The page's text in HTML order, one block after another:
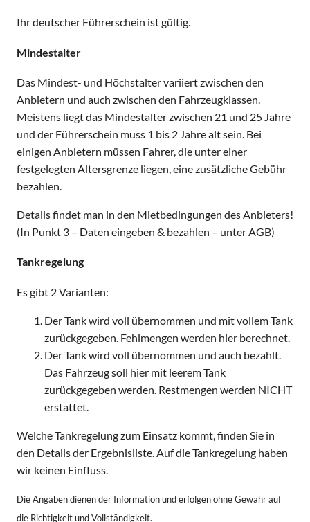
Ihr deutscher Führerschein ist gültig.
Mindestalter
Das Mindest- und Höchstalter variiert zwischen den
Anbietern und auch zwischen den Fahrzeugklassen.
Meistens liegt das Mindestalter zwischen 21 und 25 Jahre
und der Führerschein muss 1 bis 2 Jahre alt sein. Bei
einigen Anbietern müssen Fahrer, die unter einer
festgelegten Altersgrenze liegen, eine zusätzliche Gebühr
bezahlen.
Details findet man in den Mietbedingungen des Anbieters!
(In Punkt 3 – Daten eingeben & bezahlen – unter AGB)
Tankregelung
Es gibt 2 Varianten:
Der Tank wird voll übernommen und mit vollem Tank
zurückgegeben. Fehlmengen werden hier berechnet.
Der Tank wird voll übernommen und auch bezahlt.
Das Fahrzeug soll hier mit leerem Tank
zurückgegeben werden. Restmengen werden NICHT
erstattet.
Welche Tankregelung zum Einsatz kommt, finden Sie in
den Details der Ergebnisliste. Auf die Tankregelung haben
wir keinen Einfluss.
Die Angaben dienen der Information und erfolgen ohne Gewähr auf
die Richtigkeit und Vollständigkeit.